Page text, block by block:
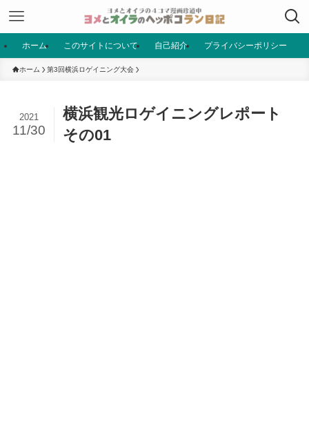
ホーム このサイトについて 自己紹介 プライバシーポリシー
ホーム 第3回横浜ロゲイニング大会
横浜観光ロゲイニングレポート
その01
2021
11/30